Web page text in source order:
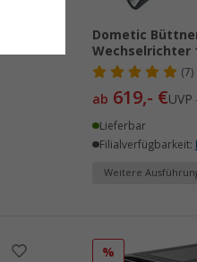
Dometic
Wechselrichter
(7)
ab 619,- €UVP
Lieferbar
Filialverfügbarkeit:
Weitere
%